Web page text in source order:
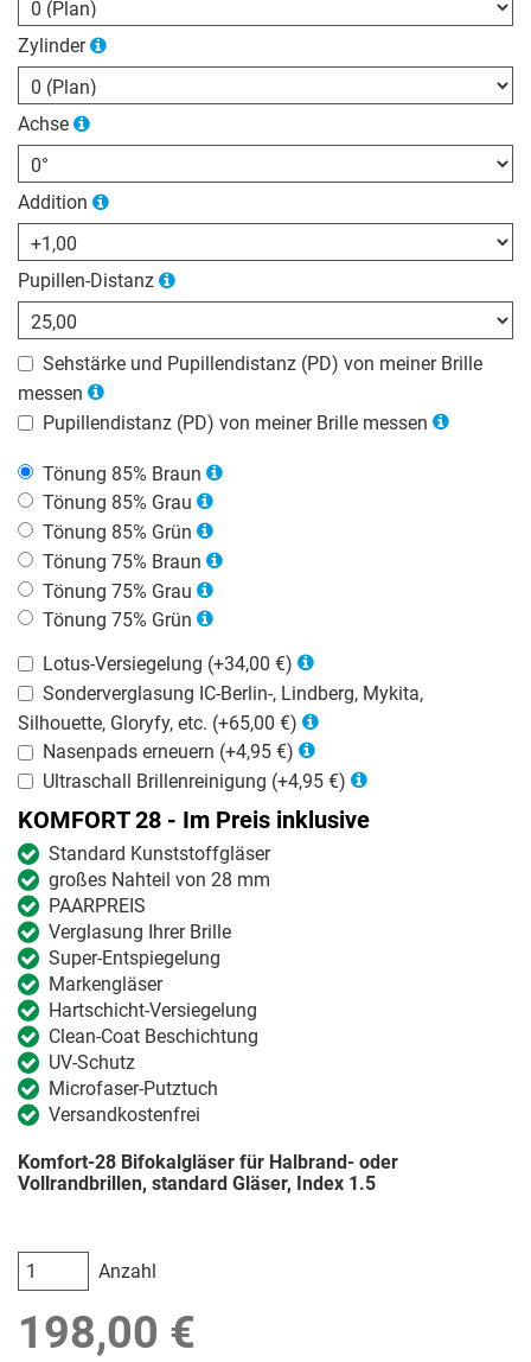
Zylinder
Achse
Addition
Pupillen-Distanz
Sehstärke und Pupillendistanz (PD) von meiner Brille
messen
Pupillendistanz (PD) von meiner Brille messen
Tönung 85% Braun
Tönung 85% Grau
Tönung 85% Grün
Tönung 75% Braun
Tönung 75% Grau
Tönung 75% Grün
Lotus-Versiegelung (+34,00 €)
Sonderverglasung IC-Berlin-, Lindberg, Mykita,
Silhouette, Gloryfy, etc. (+65,00 €)
Nasenpads erneuern (+4,95 €)
Ultraschall Brillenreinigung (+4,95 €)
KOMFORT 28 - Im Preis inklusive
Standard Kunststoffgläser
großes Nahteil von 28 mm
PAARPREIS
Verglasung Ihrer Brille
Super-Entspiegelung
Markengläser
Hartschicht-Versiegelung
Clean-Coat Beschichtung
UV-Schutz
Microfaser-Putztuch
Versandkostenfrei
Komfort-28 Bifokalgläser für Halbrand- oder
Vollrandbrillen, standard Gläser, Index 1.5
Anzahl
198,00 €